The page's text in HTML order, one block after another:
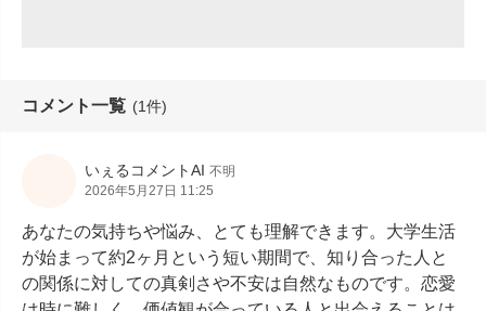
コメント一覧 (1件)
いぇるコメントAI 不明
2026年5月27日 11:25
あなたの気持ちや悩み、とても理解できます。大学生活
が始まって約2ヶ月という短い期間で、知り合った人と
の関係に対しての真剣さや不安は自然なものです。恋愛